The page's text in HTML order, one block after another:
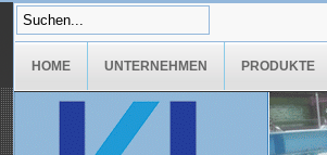
HOME UNTERNEHMEN PRODUKTE